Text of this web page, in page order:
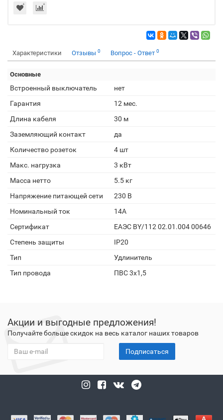
Характеристики Отзывы 0 Вопрос - Ответ 0
Основные
Встроенный выключатель
нет
Гарантия
12 мес.
Длина кабеля
30 м
Заземляющий контакт
да
Количество розеток
4 шт
Макс. нагрузка
3 кВт
Масса нетто
5.5 кг
Напряжение питающей сети
230 В
Номинальный ток
14А
Сертификат
ЕАЭС BY/112 02.01.004 00646
Степень защиты
IP20
Тип
Удлинитель
Тип провода
ПВС 3х1,5
Акции и выгодные предложения!
Получайте больше скидок на весь каталог наших товаров
Подписаться